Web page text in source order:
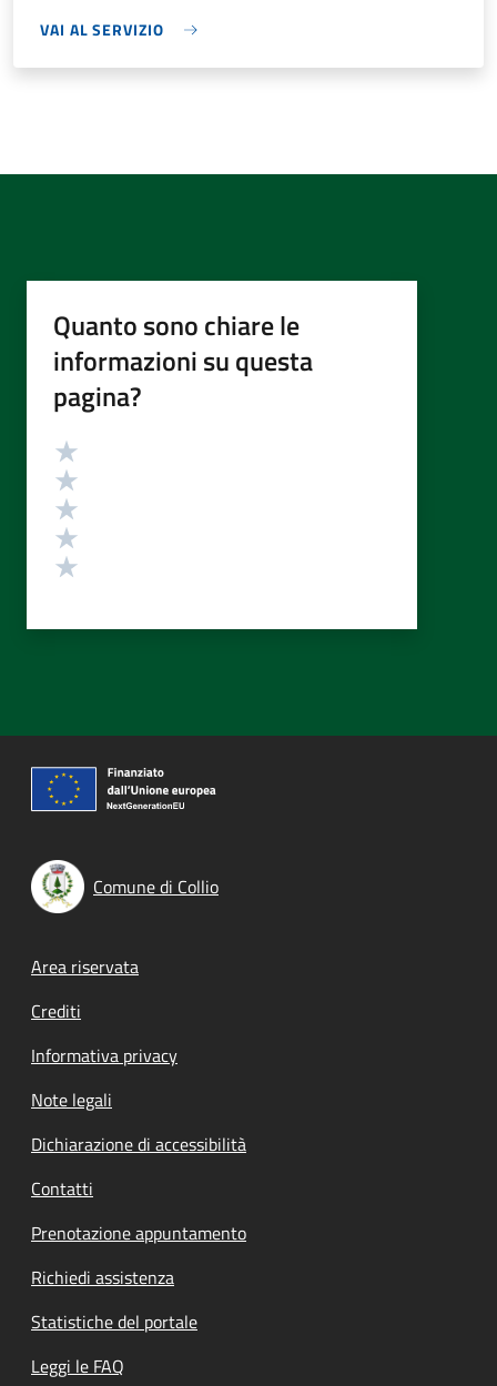
VAI AL SERVIZIO
Quanto sono chiare le
informazioni su questa
pagina?
Valutazione
Comune di Collio
Footer menu
Area riservata
Crediti
Informativa privacy
Note legali
Dichiarazione di accessibilità
Contatti
Prenotazione appuntamento
Richiedi assistenza
Statistiche del portale
Leggi le FAQ